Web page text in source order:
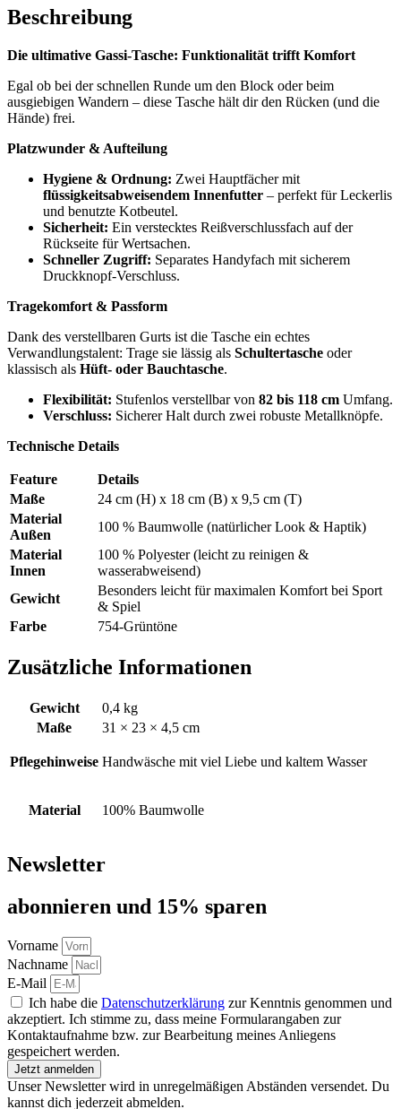
auswaschbaren
Hauptfächern
Beschreibung
Die ultimative Gassi-Tasche: Funktionalität trifft Komfort
Egal ob bei der schnellen Runde um den Block oder beim
ausgiebigen Wandern – diese Tasche hält dir den Rücken (und die
Hände) frei.
Platzwunder & Aufteilung
Hygiene & Ordnung: Zwei Hauptfächer mit
flüssigkeitsabweisendem Innenfutter – perfekt für Leckerlis
und benutzte Kotbeutel.
Sicherheit: Ein verstecktes Reißverschlussfach auf der
Rückseite für Wertsachen.
Schneller Zugriff: Separates Handyfach mit sicherem
Druckknopf-Verschluss.
Tragekomfort & Passform
Dank des verstellbaren Gurts ist die Tasche ein echtes
Verwandlungstalent: Trage sie lässig als Schultertasche oder
klassisch als Hüft- oder Bauchtasche.
Flexibilität: Stufenlos verstellbar von 82 bis 118 cm Umfang.
Verschluss: Sicherer Halt durch zwei robuste Metallknöpfe.
Technische Details
Feature
Details
Maße
24 cm (H) x 18 cm (B) x 9,5 cm (T)
Material
Außen
100 % Baumwolle (natürlicher Look & Haptik)
Material
Innen
100 % Polyester (leicht zu reinigen &
wasserabweisend)
Gewicht
Besonders leicht für maximalen Komfort bei Sport
& Spiel
Farbe
754-Grüntöne
Zusätzliche Informationen
Gewicht
0,4 kg
Maße
31 × 23 × 4,5 cm
Pflegehinweise Handwäsche mit viel Liebe und kaltem Wasser
Material 100% Baumwolle
Newsletter
abon­nie­ren und 15% sparen
Vorname
Nachname
E-Mail
Ich habe die Datenschutzerklärung zur Kenntnis genommen und
akzeptiert. Ich stimme zu, dass meine Formularangaben zur
Kontaktaufnahme bzw. zur Bearbeitung meines Anliegens
gespeichert werden.
Jetzt anmelden
Unser Newsletter wird in unregelmäßigen Abständen versendet. Du
kannst dich jederzeit abmelden.